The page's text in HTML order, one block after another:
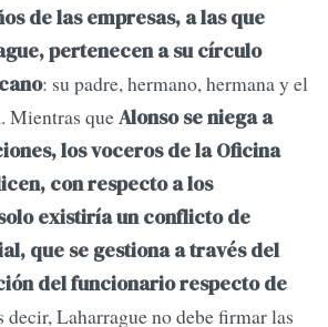
de las empresas, a las que
pertenecen a su círculo
: su padre, hermano, hermana y el
Mientras queAlonso se niega a
los voceros de la Oficina
con respecto a los
existiría un conflicto de
que se gestiona a través del
del funcionario respecto de
decir, Laharrague no debe firmar las